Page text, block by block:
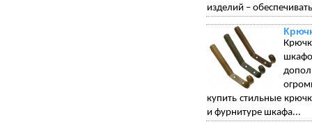
изделий –
купить стильные
и фурнитуре шкафа...